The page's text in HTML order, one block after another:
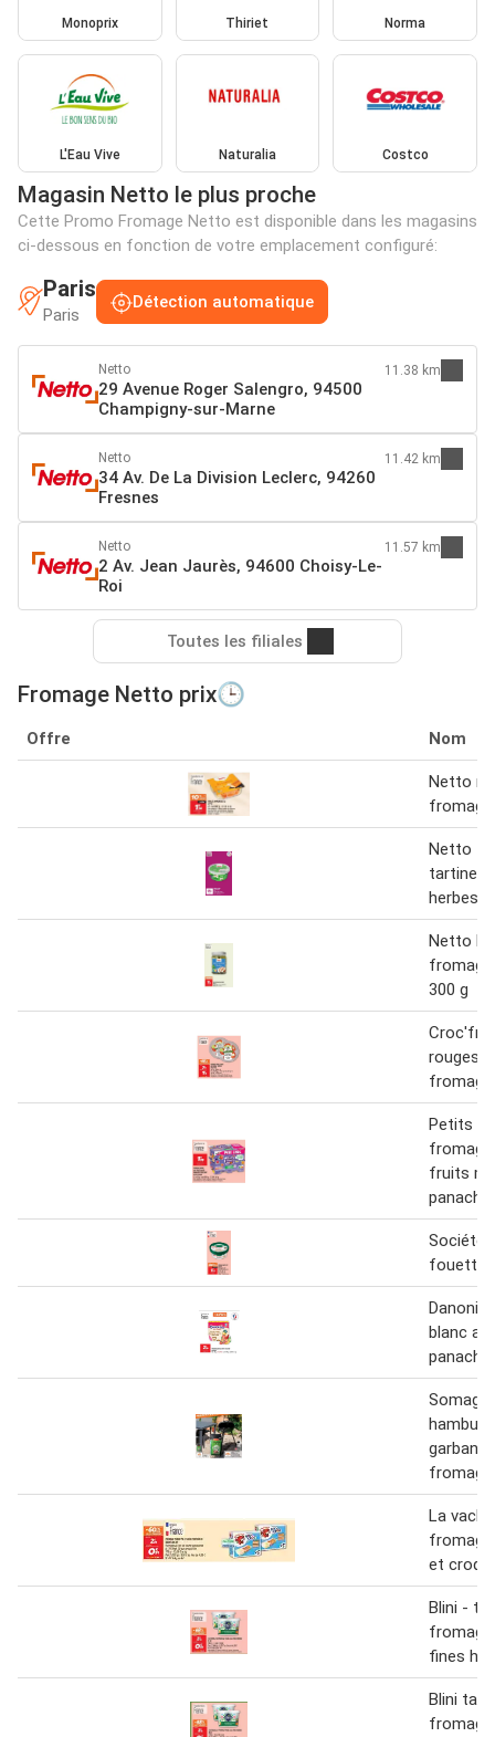
Monoprix Thiriet Norma
L'Eau Vive Naturalia Costco
Magasin Netto le plus proche
Cette Promo Fromage Netto est disponible dans les magasins
ci-dessous en fonction de votre emplacement configuré:
Paris
Paris
Détection automatique
Netto
29 Avenue Roger Salengro, 94500
Champigny-sur-Marne
11.38 km
Netto
34 Av. De La Division Leclerc, 94260
Fresnes
11.42 km
Netto
2 Av. Jean Jaurès, 94600 Choisy-Le-
Roi
11.57 km
Toutes les filiales
Fromage Netto prix🕒
Offre Nom
Netto
fromage
Netto
tartiner
herbes
Netto
fromage
300 g
rouges
Petits
fromage
fruits
Société
fouetté
blanc
garban/
fromage
La
et croq
Blini -
fines
Blini